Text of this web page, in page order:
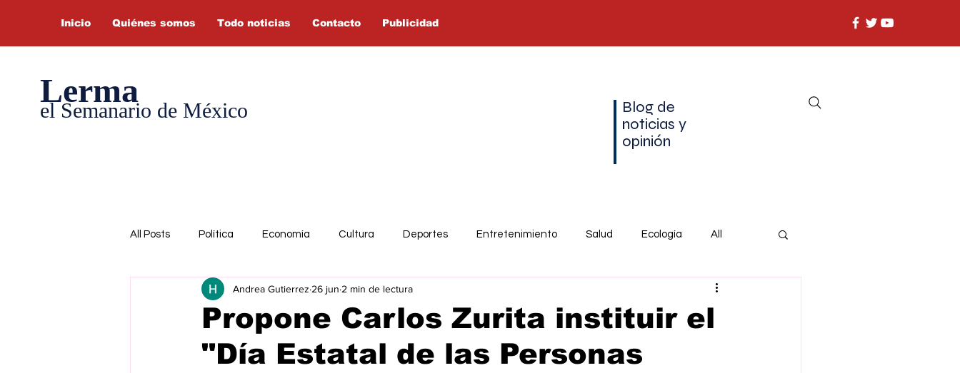
Inicio Quiénes somos Todo noticias Contacto Publicidad
Lerma
el Semanario de México
Blog de
noticias y
opinión
All Posts Política Economía Cultura Deportes Entretenimiento Salud Ecología All
Propone Carlos Zurita instituir el
"Día Estatal de las Personas
Andrea Gutierrez 26 jun 2 min de lectura